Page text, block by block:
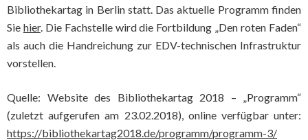
Bibliothekartag in Berlin statt. Das aktuelle Programm finden
Sie hier. Die Fachstelle wird die Fortbildung „Den roten Faden“
als auch die Handreichung zur EDV-technischen Infrastruktur
vorstellen.
Quelle: Website des Bibliothekartag 2018 – „Programm“
(zuletzt aufgerufen am 23.02.2018), online verfügbar unter:
https://bibliothekartag2018.de/programm/programm-3/